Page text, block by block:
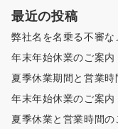
り
最近の投稿
弊社名を名乗る不審
年末年始休業のご案内
夏季休業期間と営業時
年末年始休業のご案内
夏季休業と営業時間の